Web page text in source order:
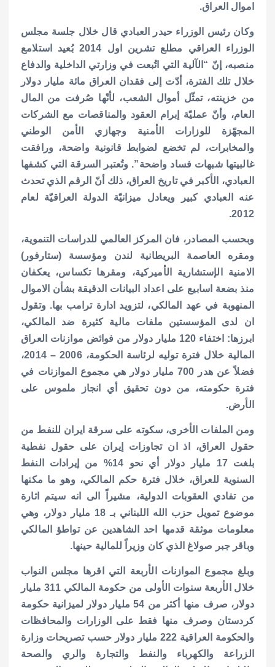
اموال العراق.
وكان رئيس الوزراء حيدر العبادي قال خلال جلسة مجلس
الوزراء العراقي مطلع تشرين اول 2014 بُعيد استلامع
منصبه، إنّ “الآلية التي اتُبعت في وزارتي الداخلية والدفاع
خلال تلك الفترة، أدّت إلى فقدان العراق مائة مليار دولار
من خزينته، تمثّل أموال الشعب، لأنّها صُرفت من المال
العام، وأنّ عمليّة إبرام العقود والمناقصات مع الشركات
المجهّزة للوزارات الأمنية وجهازي الأمن الوطني
والمخابرات، لم تخضع لضوابط قانونية واضحة، ورافقت
غالبيتها شبهات فساد واضحة”. وتُعتبر السرقة التي كشفها
العبادي، الأكبر في تاريخ العراق، ذلك أنّ الرقم الذي تحدث
عنه العبادي كبير ويعادل ميزانيّة الدولة العراقيّة لعام
2012.
وبحسب المصادر، فان المركز العالمي للدراسات التنموية،
ومقره العاصمة البريطانية لندن ومؤسسة (ستارفور)
الامنية الإستشارية الأميركية، ومقرها تكساس، يعكفان
منذ بضعة اسابيع على اعداد البيانات الدقيقة بشأن الاموال
المنهوبة في عهد المالكي، لتزويد ادارة ترامب بها. وتقول
ان لدى المؤسستين ملفات مالية كثيرة ضد المالكي،
ابرزها: اختفاء 120 مليار دولار من فوائض موازنات العراق
المالية خلال فترة توليه لرئاسة الحكومة، 2006 – 2014،
فضلاً عن هدر 700 مليار دولار هي مجموع الموازنات في
فترة حكومته، من دون تحقيق أي انجاز ملموس على
الأرض.
ومن الملفات الأخرى، سكوته على سرقة ايران للنفط من
حقول العراق، اذ ان تجاوزات إيران على حقول نفطية
بلغت 17 مليار دولار أي نحو 14% من إيرادات النفط
السنوية للعراق، خلال فترة حكم المالكي، وهو ما مكنها
من تفادي العقوبات الدولية، مشيراً الى انه سيتم اثارة
موضوع تمويل حزب الله اللبناني بـ 18 مليار دولار، وهي
معلومات موثقة قدمها احد الشاهدين عن تواطؤ المالكي
وباقر جبر صولاغ الذي كان وزيراً للمالية حينها.
وبلغ مجموع الموازنات الأربعة التي اقرها مجلس النواب
خلال الأربعة سنوات الأولى من حكومة المالكي 311 مليار
دولار، صرف منها أكثر من 54 مليار دولار لميزانية حكومة
كردستان وصرف منها فقط على الوزارات والمحافظات
والحكومة العراقية 222 مليار دولار حسب تصريحات وزارة
الزراعة والكهرباء والنفط والتجارة والري والصحة